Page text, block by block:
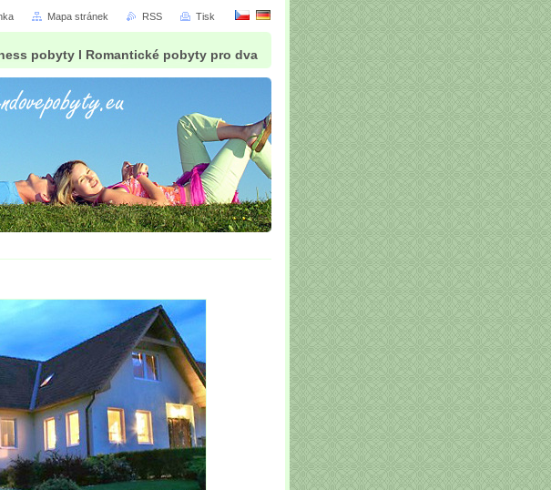
pobyty l Romantické pobyty pro dva
Mapa stránek RSS Tisk